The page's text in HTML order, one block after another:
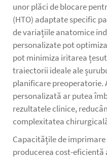
unor plăci de blocare
(HTO) adaptate specific
de variațiile anatomice
personalizate pot
pot minimiza iritarea
traiectorii ideale ale
planificare preoperatorie.
personalizată ar putea
rezultatele clinice,
complexitatea
Capacitățile de
producerea cost-